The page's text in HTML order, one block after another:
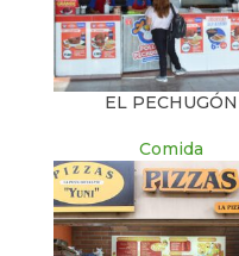
EL PECHUGÓN
Comida